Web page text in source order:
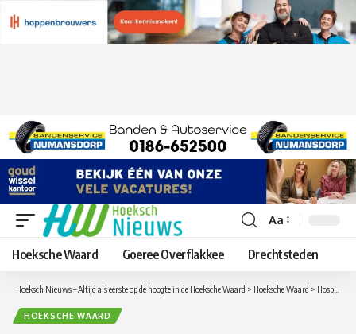
Lettergrootte
aanpassen
Aa
Hoeksche Waard Goeree Overflakkee Drechtsteden
Hoeksch Nieuws – Altijd als eerste op de hoogte in de Hoeksche Waard > Hoeksche Waard > Hospice Hoeksche Waard Zorg zoekt vrijwilligers
HOEKSCHE WAARD